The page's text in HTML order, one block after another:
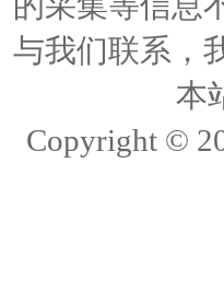
与我们联系，
本
Copyright ©